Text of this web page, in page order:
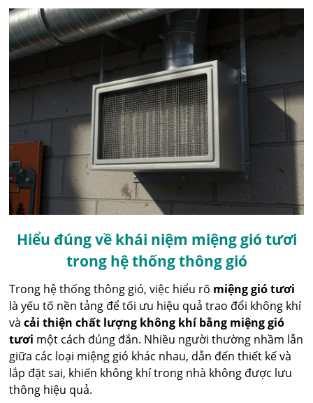
Hiểu đúng về khái niệm miệng gió tươi
trong hệ thống thông gió
Trong hệ thống thông gió, việc hiểu rõ miệng gió tươi
là yếu tố nền tảng để tối ưu hiệu quả trao đổi không khí
vàcải thiện chất lượng không khí bằng miệng gió
tươi một cách đúng đắn. Nhiều người thường nhầm lẫn
giữa các loại miệng gió khác nhau, dẫn đến thiết kế và
lắp đặt sai, khiến không khí trong nhà không được lưu
thông hiệu quả.